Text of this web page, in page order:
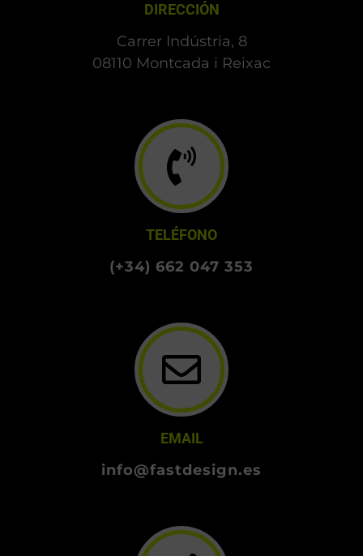
DIRECCIÓN
Carrer Indústria, 8
08110 Montcada i Reixac
TELÉFONO
(+34) 662 047 353
EMAIL
info@fastdesign.es